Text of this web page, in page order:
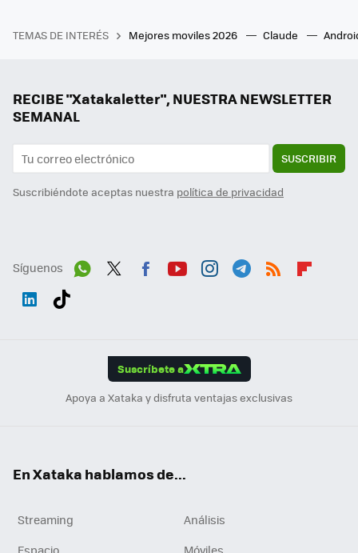
TEMAS DE INTERÉS Mejores moviles 2026 Claude
RECIBE "Xatakaletter", NUESTRA NEWSLETTER
SEMANAL
SUSCRIBIR
Suscribiéndote aceptas nuestra política de privacidad
Síguenos
Suscríbete a
Apoya a Xataka y disfruta ventajas exclusivas
En Xataka hablamos de...
Streaming
Análisis